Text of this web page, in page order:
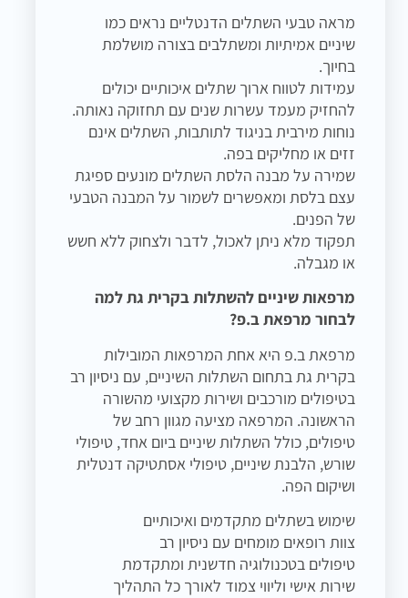
מראה טבעי השתלים הדנטליים נראים כמו
שיניים אמיתיות ומשתלבים בצורה מושלמת
בחיוך.
עמידות לטווח ארוך שתלים איכותיים יכולים
להחזיק מעמד עשרות שנים עם תחזוקה נאותה.
נוחות מירבית בניגוד לתותבות, השתלים אינם
זזים או מחליקים בפה.
שמירה על מבנה הלסת השתלים מונעים ספיגת
עצם בלסת ומאפשרים לשמור על המבנה הטבעי
של הפנים.
תפקוד מלא ניתן לאכול, לדבר ולצחוק ללא חשש
או מגבלה.
מרפאות שיניים להשתלות בקרית גת למה
לבחור מרפאת ב.פ?
מרפאת ב.פ היא אחת המרפאות המובילות
בקרית גת בתחום השתלות השיניים, עם ניסיון רב
בטיפולים מורכבים ושירות מקצועי מהשורה
הראשונה. המרפאה מציעה מגוון רחב של
טיפולים, כולל השתלות שיניים ביום אחד, טיפולי
שורש, הלבנת שיניים, טיפולי אסתטיקה דנטלית
ושיקום הפה.
שימוש בשתלים מתקדמים ואיכותיים
צוות רופאים מומחים עם ניסיון רב
טיפולים בטכנולוגיה חדשנית ומתקדמת
שירות אישי וליווי צמוד לאורך כל התהליך